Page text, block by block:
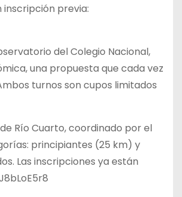
inscripción previa:
del Colegio Nacional,
una propuesta que cada vez
turnos son cupos limitados
Río Cuarto, coordinado por el
principiantes (25 km) y
Las inscripciones ya están